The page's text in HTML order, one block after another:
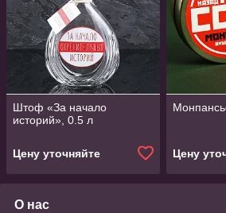
Штоф «За начало
историй», 0.5 л
Цену уточняйте Цену
О нас